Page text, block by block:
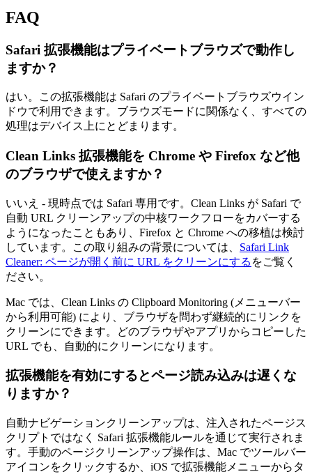
FAQ
Safari 拡張機能はプライベートブラウズで動作し
ますか？
はい。この拡張機能は Safari のプライベートブラウズウイン
ドウで利用できます。ブラウズモードに関係なく、すべての
処理はデバイス上にとどまります。
Clean Links 拡張機能を Chrome や Firefox など他
のブラウザで使えますか？
いいえ - 現時点では Safari 専用です。Clean Links が Safari で
自動 URL クリーンアップの中核ワークフローをカバーする
ようになったこともあり、Firefox と Chrome への移植は検討
しています。この取り組みの背景については、 Safari Link
Cleaner: ページが開く前に URL をクリーンにする をご覧く
ださい。
Mac では、Clean Links の Clipboard Monitoring (メニューバー
から利用可能) により、ブラウザを問わず継続的にリンクを
クリーンにできます。どのブラウザやアプリからコピーした
URL でも、自動的にクリーンになります。
拡張機能を有効にするとページ読み込みは遅くな
りますか？
自動ナビゲーションクリーンアップは、注入されたページス
クリプトではなく Safari 拡張機能ルールを通じて実行されま
す。手動のページクリーンアップ操作は、Mac でツールバー
アイコンをクリックするか、iOS で拡張機能メニューからタ